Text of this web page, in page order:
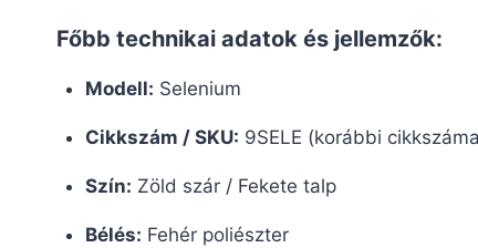
Főbb technikai adatok és jellemzők:
Modell: Selenium
Cikkszám / SKU: 9SELE (korábbi
Szín: Zöld szár / Fekete talp
Bélés: Fehér poliészter